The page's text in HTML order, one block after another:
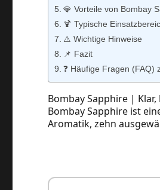
💎 Vorteile von Bombay
🍹 Typische
⚠️ Wichtige Hinweise
📌 Fazit
❓ Häufige Fragen (FAQ)
Bombay Sapphire |
Bombay Sapphire ist
Aromatik, zehn